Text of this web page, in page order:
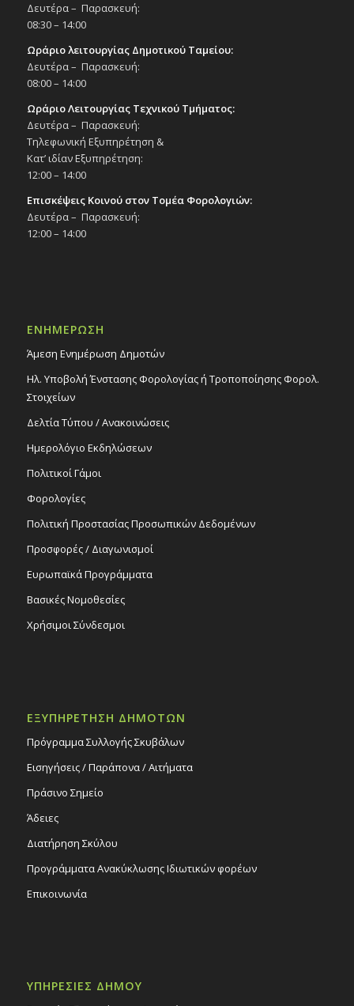
Δευτέρα – Παρασκευή:
08:30 – 14:00
Ωράριο λειτουργίας Δημοτικού Ταμείου:
Δευτέρα – Παρασκευή:
08:00 – 14:00
Ωράριο Λειτουργίας Τεχνικού Τμήματος:
Δευτέρα – Παρασκευή:
Τηλεφωνική Εξυπηρέτηση &
Κατ’ ιδίαν Εξυπηρέτηση:
12:00 – 14:00
Επισκέψεις Κοινού στον Τομέα Φορολογιών:
Δευτέρα – Παρασκευή:
12:00 – 14:00
ΕΝΗΜΕΡΩΣΗ
Άμεση Ενημέρωση Δημοτών
Ηλ. Υποβολή Ένστασης Φορολογίας ή Τροποποίησης Φορολ.
Στοιχείων
Δελτία Τύπου / Ανακοινώσεις
Ημερολόγιο Εκδηλώσεων
Πολιτικοί Γάμοι
Φορολογίες
Πολιτική Προστασίας Προσωπικών Δεδομένων
Προσφορές / Διαγωνισμοί
Ευρωπαϊκά Προγράμματα
Βασικές Νομοθεσίες
Χρήσιμοι Σύνδεσμοι
ΕΞΥΠΗΡΕΤΗΣΗ ΔΗΜΟΤΩΝ
Πρόγραμμα Συλλογής Σκυβάλων
Εισηγήσεις / Παράπονα / Αιτήματα
Πράσινο Σημείο
Άδειες
Διατήρηση Σκύλου
Προγράμματα Ανακύκλωσης Ιδιωτικών φορέων
Επικοινωνία
ΥΠΗΡΕΣΙΕΣ ΔΗΜΟΥ